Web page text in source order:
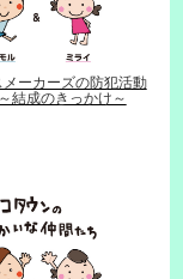
ーカーズの防犯活動
結成のきっかけ～